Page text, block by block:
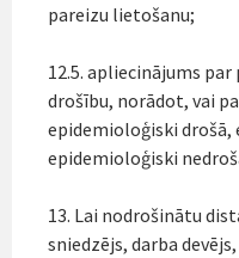
pareizu lietošanu;
12.5. apliecinājums
drošību, norādot, vai
epidemioloģiski drošā,
epidemioloģiski
13. Lai nodrošinātu
sniedzējs, darba